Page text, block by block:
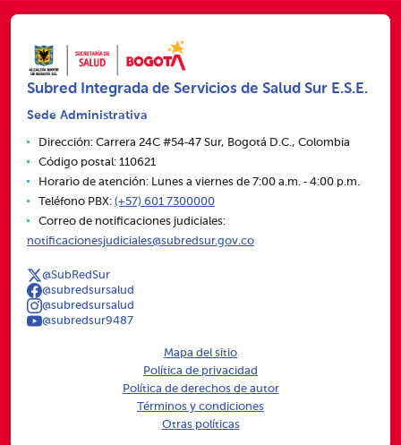
Subred Integrada de Servicios de Salud Sur E.S.E.
Sede Administrativa
Dirección: Carrera 24C #54‑47 Sur, Bogotá D.C., Colombia
Código postal: 110621
Horario de atención: Lunes a viernes de 7:00 a.m. ‑ 4:00 p.m.
Teléfono PBX: (+57) 601 7300000
Correo de notificaciones judiciales:
notificacionesjudiciales@subredsur.gov.co
@SubRedSur
@subredsursalud
@subredsursalud
@subredsur9487
Mapa del sitio
Política de privacidad
Política de derechos de autor
Términos y condiciones
Otras políticas